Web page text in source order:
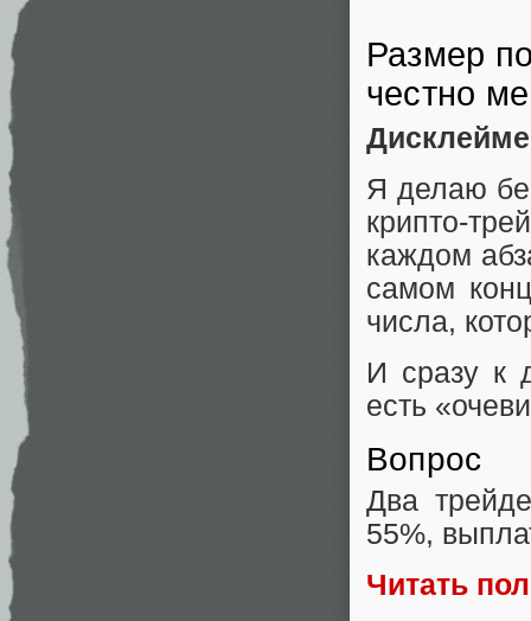
Размер
честно
Я делаю
крипто-
каждом
самом
числа,
И сразу к
есть
Вопрос
Два
55%,
Читать